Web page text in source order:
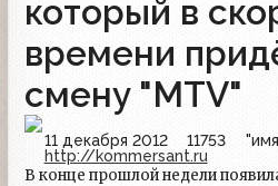
который в
времени
смену "MTV"
11 декабря 2012 11753
http://kommersant.ru
В конце прошлой недели